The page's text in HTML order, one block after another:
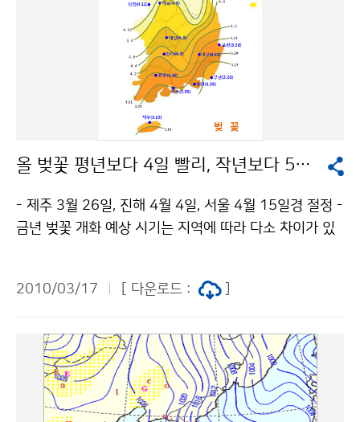
은 황사 예상 저작물은 "공공누리" 출처표시-상업적이용
금지 조건에 따라 이용 할 수 있습니다.
cm, ▲ 경기남부, 충청남북도북부, 경북북부: 2~7cm ▲
서울,경기북부, 충청남북도(북부제외), 강원도영서, 서해5
도(오늘), 북한: 1~5cm ▲ 강원동해안, 전북북동내륙, 경
상북도(북부 제외), 울릉도.독도 : 1~3cm 이다. 3월 17
일 밤 대설 예비특보현황은 ▲경기도(광명시, 과천시, 안
산시, 시흥시, 수원시, 성남시, 안양시, 오산시, 평택시, 군
주군, 광주시, 양평군), ▲강원도(강릉시산간, 동해시산간,
영월군, 평창군평지, 평창군산간, 정선군평지, 정선군산간,
횡성군, 원주시, 홍천군평지, 홍천군산간, 인제군산간), ▲
홍성군), ▲충청북도(괴산군, 충주시, 제천시, 진천군, 음
는 비 예상 저작물은 "공공누리" 출처표시-상업적이용금
지 조건에 따라 이용 할 수 있습니다.
올 벚꽃 평년보다 4일 빨리, 작년보다 5일 늦게 핀다.
- 제주 3월 26일, 진해 4월 4일, 서울 4월 15일경 절정 -
금년 벚꽃 개화 예상 시기는 지역에 따라 다소 차이가 있
차 예보 보다는 2일 정도 늦어지는 것이며, 영동 지방의
유지하여 오히려 2일 정도 빨라진다. 벚꽃은 3월 19일 제
주, 남부 및 영남 동해안 지역은 3월 26일～4월 2일, 중
부 및 영동지방은 4월 3일～12일, 중부내륙 및 산간지방
은 4월 12일 이후에 개화 할 것으로 예상된다. 벚꽃은 개
2010/03/17 [ 다운로드 :